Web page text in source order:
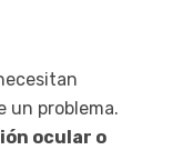
un problema.
ocular o